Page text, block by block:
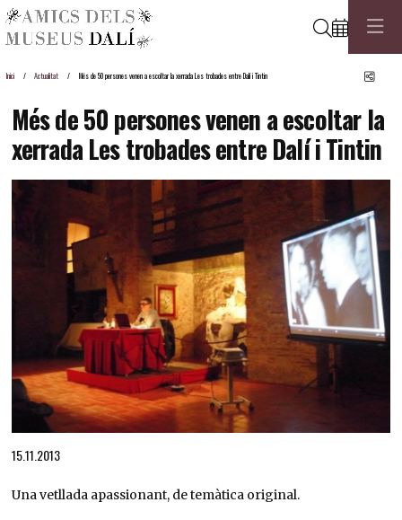
Cerca
Inici Actualitat Més de 50 persones venen a escoltar la xerrada Les trobades entre Dalí i Tintin
Més de 50 persones venen a escoltar la
xerrada Les trobades entre Dalí i Tintin
15.11.2013
Una vetllada apassionant, de temàtica original.